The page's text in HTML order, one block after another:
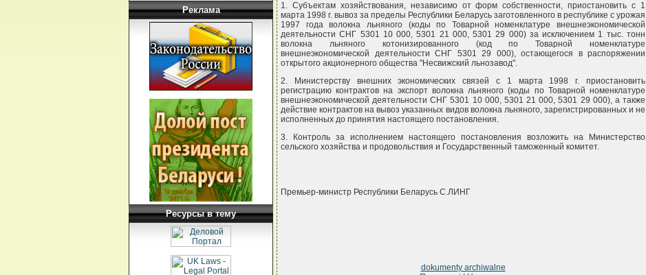
Реклама
Ресурсы в тему
1. Субъектам хозяйствования, независимо от форм собственности, приостановить с 1
марта 1998 г. вывоз за пределы Республики Беларусь заготовленного в республике с урожая
1997 года волокна льняного (коды по Товарной номенклатуре внешнеэкономической
деятельности СНГ 5301 10 000, 5301 21 000, 5301 29 000) за исключением 1 тыс. тонн
волокна льняного котонизированного (код по Товарной номенклатуре
внешнеэкономической деятельности СНГ 5301 29 000), остающегося в распоряжении
открытого акционерного общества "Несвижский льнозавод".
2. Министерству внешних экономических связей с 1 марта 1998 г. приостановить
регистрацию контрактов на экспорт волокна льняного (коды по Товарной номенклатуре
внешнеэкономической деятельности СНГ 5301 10 000, 5301 21 000, 5301 29 000), а также
действие контрактов на вывоз указанных видов волокна льняного, зарегистрированных и не
исполненных до принятия настоящего постановления.
3. Контроль за исполнением настоящего постановления возложить на Министерство
сельского хозяйства и продовольствия и Государственный таможенный комитет.
Премьер-министр Республики Беларусь С.ЛИНГ
dokumenty archiwalne